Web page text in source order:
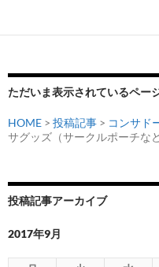
シ
ョ
ン
ただいま表示されているペー
HOME > 投稿記事 > コンサド
サグッズ（サークルポーチな
投稿記事アーカイブ
2017年9月